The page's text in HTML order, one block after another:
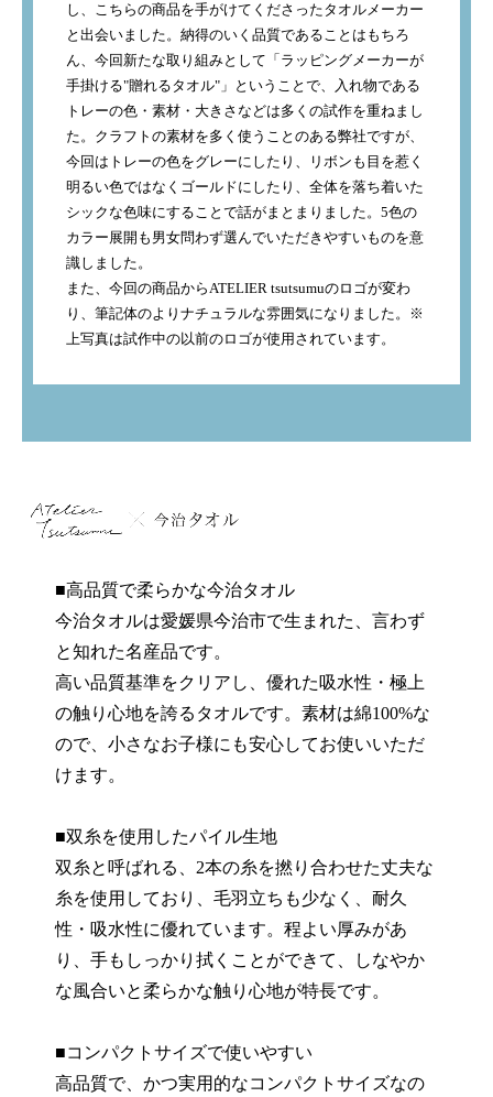
し、こちらの商品を手がけてくださったタオルメーカー
と出会いました。納得のいく品質であることはもちろ
ん、今回新たな取り組みとして「ラッピングメーカーが
手掛ける"贈れるタオル"」ということで、入れ物である
トレーの色・素材・大きさなどは多くの試作を重ねまし
た。クラフトの素材を多く使うことのある弊社ですが、
今回はトレーの色をグレーにしたり、リボンも目を惹く
明るい色ではなくゴールドにしたり、全体を落ち着いた
シックな色味にすることで話がまとまりました。5色の
カラー展開も男女問わず選んでいただきやすいものを意
識しました。
また、今回の商品からATELIER tsutsumuのロゴが変わ
り、筆記体のよりナチュラルな雰囲気になりました。※
上写真は試作中の以前のロゴが使用されています。
■高品質で柔らかな今治タオル
今治タオルは愛媛県今治市で生まれた、言わず
と知れた名産品です。
高い品質基準をクリアし、優れた吸水性・極上
の触り心地を誇るタオルです。素材は綿100%な
ので、小さなお子様にも安心してお使いいただ
けます。
■双糸を使用したパイル生地
双糸と呼ばれる、2本の糸を撚り合わせた丈夫な
糸を使用しており、毛羽立ちも少なく、耐久
性・吸水性に優れています。程よい厚みがあ
り、手もしっかり拭くことができて、しなやか
な風合いと柔らかな触り心地が特長です。
■コンパクトサイズで使いやすい
高品質で、かつ実用的なコンパクトサイズなの